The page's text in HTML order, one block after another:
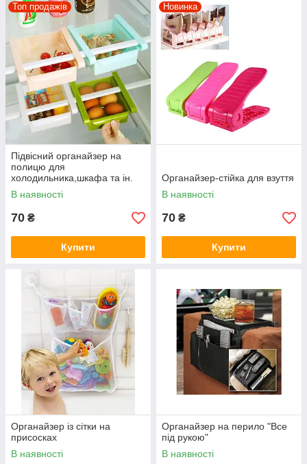
Топ продажів
Підвісний органайзер на
полицю для
холодильника,шкафа та ін.
В наявності
70 ₴
Купити
Новинка
Органайзер-стійка для взуття
В наявності
70 ₴
Купити
Органайзер із сітки на
присосках
В наявності
Органайзер на перило "Все
під рукою"
В наявності